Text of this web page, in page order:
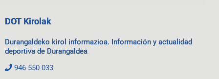
DOT Kirolak
Durangaldeko kirol informazioa. Información y actualidad
deportiva de Durangaldea
946 550 033